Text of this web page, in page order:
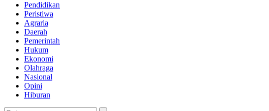
Pendidikan
Peristiwa
Agraria
Daerah
Pemerintah
Hukum
Ekonomi
Olahraga
Nasional
Opini
Hiburan